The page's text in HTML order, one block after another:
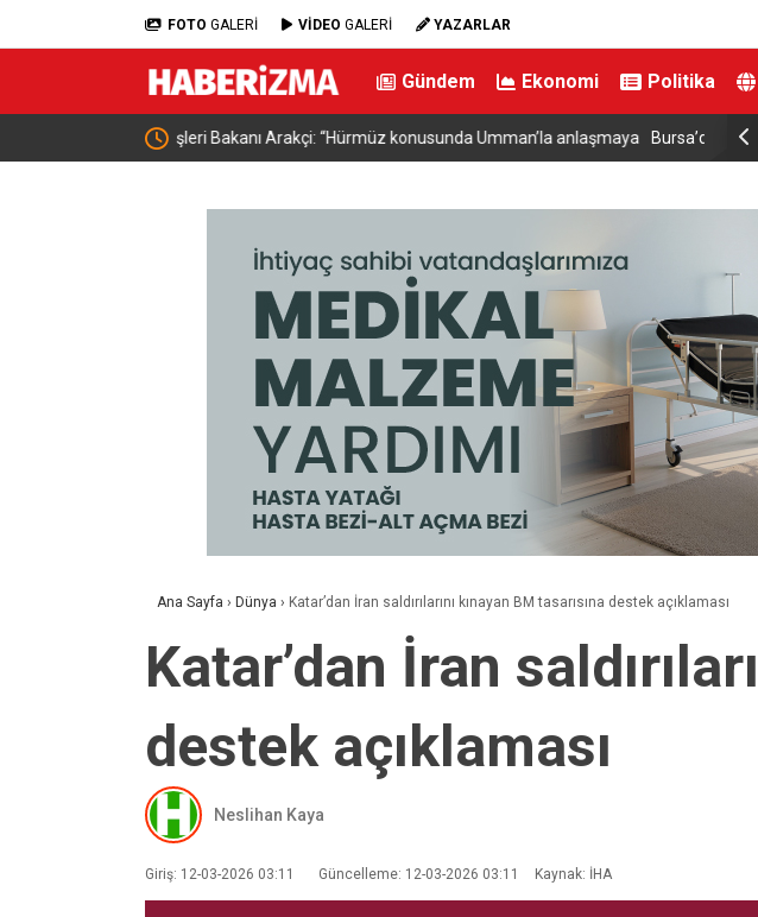
FOTO GALERİ VİDEO GALERİ YAZARLAR
Gündem Ekonomi Politika
anlaşmaya Bursa’da samanlık alevlere teslim oldu
Ana Sayfa › Dünya › Katar’dan İran saldırılarını kınayan BM tasarısına destek açıklaması
Katar’dan İran
destek açıklaması
Neslihan Kaya
Giriş: 12-03-2026 03:11 Güncelleme: 12-03-2026 03:11 Kaynak: İHA